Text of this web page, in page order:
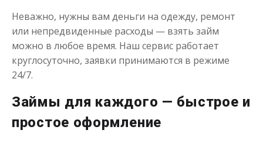
Неважно, нужны вам деньги на одежду, ремонт
или непредвиденные расходы — взять займ
можно в любое время. Наш сервис работает
круглосуточно, заявки принимаются в режиме
24/7.
Займы для каждого — быстрое и
простое оформление